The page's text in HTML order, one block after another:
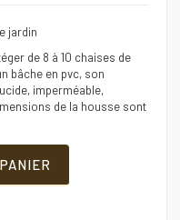
jardin
de 8 à 10 chaises de
bâche en pvc, son
imperméable,
de la housse sont